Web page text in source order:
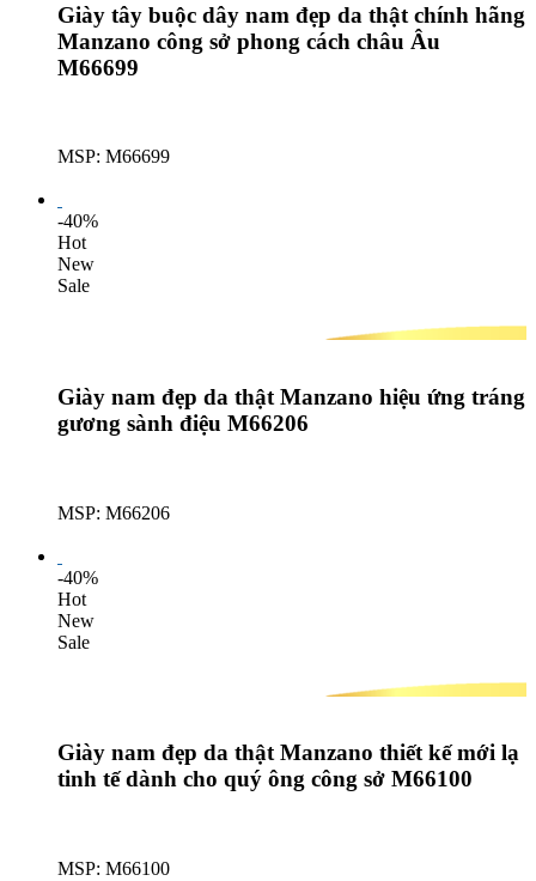
Giày tây buộc dây nam đẹp da thật chính hãng
Manzano công sở phong cách châu Âu
M66699
MSP: M66699
-40%
Hot
New
Sale
Giày nam đẹp da thật Manzano hiệu ứng tráng
gương sành điệu M66206
MSP: M66206
-40%
Hot
New
Sale
Giày nam đẹp da thật Manzano thiết kế mới lạ
tinh tế dành cho quý ông công sở M66100
MSP: M66100